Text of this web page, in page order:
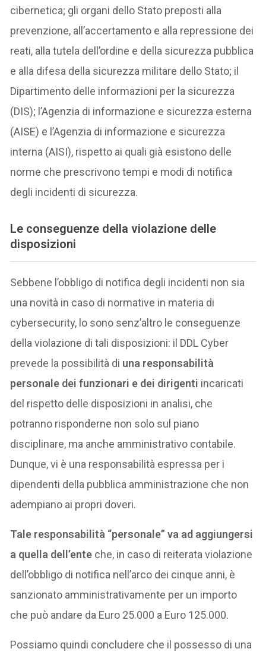
cibernetica; gli organi dello Stato preposti alla
prevenzione, all’accertamento e alla repressione dei
reati, alla tutela dell’ordine e della sicurezza pubblica
e alla difesa della sicurezza militare dello Stato; il
Dipartimento delle informazioni per la sicurezza
(DIS); l’Agenzia di informazione e sicurezza esterna
(AISE) e l’Agenzia di informazione e sicurezza
interna (AISI), rispetto ai quali già esistono delle
norme che prescrivono tempi e modi di notifica
degli incidenti di sicurezza.
Le conseguenze della violazione delle
disposizioni
Sebbene l’obbligo di notifica degli incidenti non sia
una novità in caso di normative in materia di
cybersecurity, lo sono senz’altro le conseguenze
della violazione di tali disposizioni: il DDL Cyber
prevede la possibilità di una responsabilità
personale dei funzionari e dei dirigenti incaricati
del rispetto delle disposizioni in analisi, che
potranno risponderne non solo sul piano
disciplinare, ma anche amministrativo contabile.
Dunque, vi è una responsabilità espressa per i
dipendenti della pubblica amministrazione che non
adempiano ai propri doveri.
Tale responsabilità “personale” va ad aggiungersi
a quella dell’ente che, in caso di reiterata violazione
dell’obbligo di notifica nell’arco dei cinque anni, è
sanzionato amministrativamente per un importo
che può andare da Euro 25.000 a Euro 125.000.
Possiamo quindi concludere che il possesso di una